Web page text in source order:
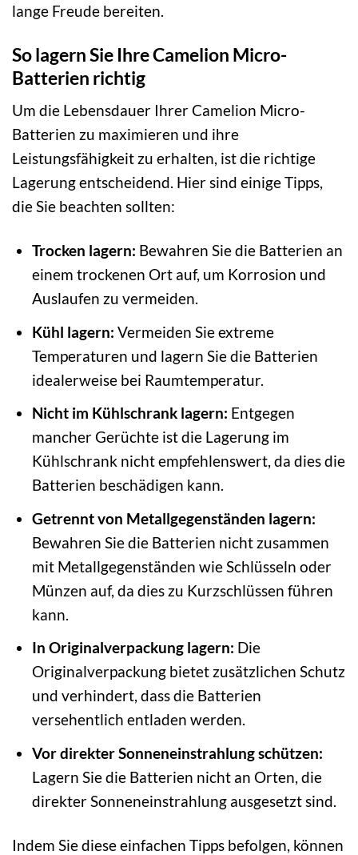
lange Freude bereiten.
So lagern Sie Ihre Camelion Micro-
Batterien richtig
Um die Lebensdauer Ihrer Camelion Micro-
Batterien zu maximieren und ihre
Leistungsfähigkeit zu erhalten, ist die richtige
Lagerung entscheidend. Hier sind einige Tipps,
die Sie beachten sollten:
Trocken lagern: Bewahren Sie die Batterien an
einem trockenen Ort auf, um Korrosion und
Auslaufen zu vermeiden.
Kühl lagern: Vermeiden Sie extreme
Temperaturen und lagern Sie die Batterien
idealerweise bei Raumtemperatur.
Nicht im Kühlschrank lagern: Entgegen
mancher Gerüchte ist die Lagerung im
Kühlschrank nicht empfehlenswert, da dies die
Batterien beschädigen kann.
Getrennt von Metallgegenständen lagern:
Bewahren Sie die Batterien nicht zusammen
mit Metallgegenständen wie Schlüsseln oder
Münzen auf, da dies zu Kurzschlüssen führen
kann.
In Originalverpackung lagern: Die
Originalverpackung bietet zusätzlichen Schutz
und verhindert, dass die Batterien
versehentlich entladen werden.
Vor direkter Sonneneinstrahlung schützen:
Lagern Sie die Batterien nicht an Orten, die
direkter Sonneneinstrahlung ausgesetzt sind.
Indem Sie diese einfachen Tipps befolgen, können